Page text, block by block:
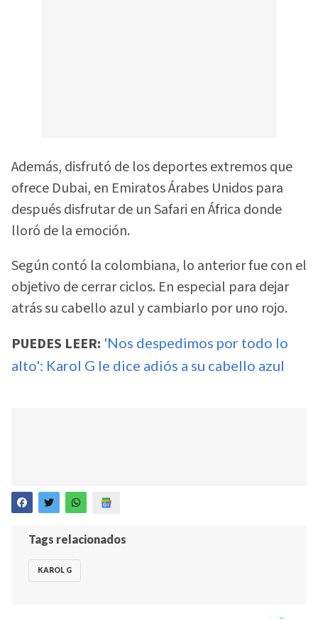
Además, disfrutó de los deportes extremos que
ofrece Dubai, en Emiratos Árabes Unidos para
después disfrutar de un Safari en África donde
lloró de la emoción.
Según contó la colombiana, lo anterior fue con el
objetivo de cerrar ciclos. En especial para dejar
atrás su cabello azul y cambiarlo por uno rojo.
PUEDES LEER: 'Nos despedimos por todo lo
alto': Karol G le dice adiós a su cabello azul
Tags relacionados
KAROL G